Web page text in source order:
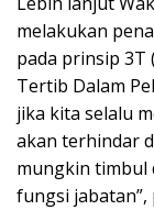
melakukan
pada prinsip
Tertib Dalam
jika kita selalu
akan terhindar
mungkin timbul
fungsi